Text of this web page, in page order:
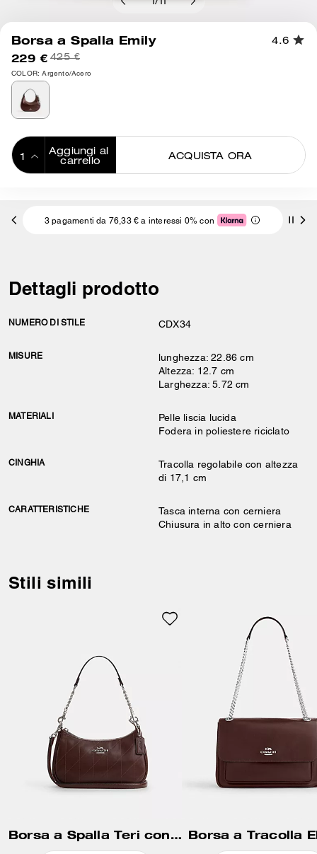
/
Borsa a Spalla Emily 4.6
229 € 425 €
COLOR: Argento/Acero
Aggiungi al
carrello
ACQUISTA ORA
3 pagamenti da 76,33 € a interessi 0% con
Dettagli prodotto
NUMERO DI STILE CDX34
MISURE
lunghezza: 22.86 cm
Altezza: 12.7 cm
Larghezza: 5.72 cm
MATERIALI
Pelle liscia lucida
Fodera in poliestere riciclato
CINGHIA
Tracolla regolabile con altezza
di 17,1 cm
CARATTERISTICHE
Tasca interna con cerniera
Chiusura in alto con cerniera
Stili simili
Borsa a Spalla Teri con Trapuntatura Borsa a Tracolla